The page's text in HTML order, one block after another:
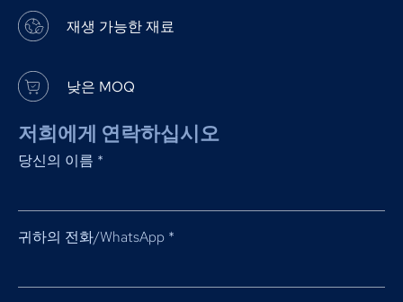
재생 가능한 재료
낮은 MOQ
저희에게 연락하십시오
당신의 이름 *
귀하의 전화/WhatsApp *